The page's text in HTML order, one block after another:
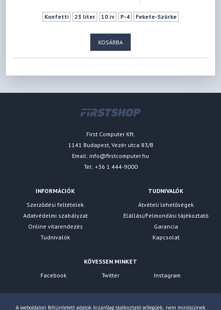
Konfetti 23 liter 10 ív P-4 Fekete-Szürke
KOSÁRBA
First Computer Kft.
1141 Budapest, Vezér utca 83/B
Email: info@firstcomputer.hu
Tel: +36 1 444-9000
INFORMÁCIÓK
Szerződési feltételek
Adatvédelmi szabályzat
Online vitarendezés
Tudnivalók
TUDNIVALÓK
Átvételi lehetőségek
Elállási/Felmondási tájékoztató
Garancia
Kapcsolat
KÖVESSEN MINKET
Facebook
Twitter Instagram
A weboldalon feltüntetett adatok kizárólag tájékoztató jellegűek, nem minősülnek